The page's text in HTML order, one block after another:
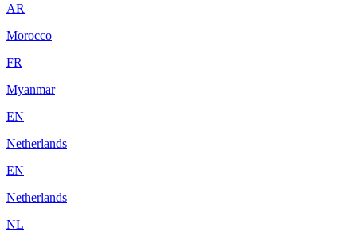
AR
Morocco
FR
Myanmar
EN
Netherlands
EN
Netherlands
NL